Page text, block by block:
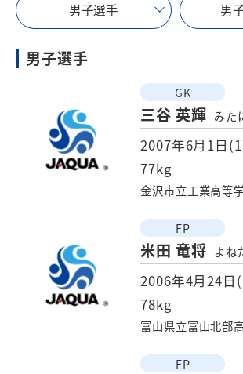
男子選手 男
男子選手
GK
三谷 英輝 みた
2007年6月1日
77kg
金沢市立工業高等
FP
米田 竜将 よね
2006年4月24日
78kg
富山県立富山北部
FP